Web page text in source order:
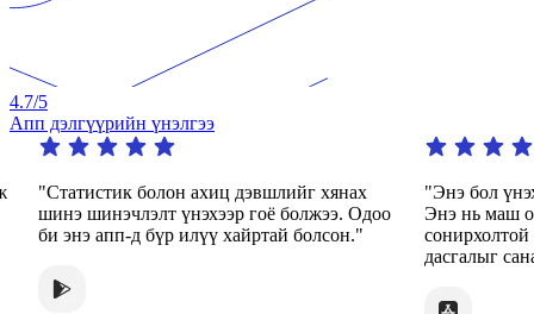
4.7/5
Апп дэлгүүрийн үнэлгээ
болон ахиц дэвшлийг хянах
үнэхээр гоё болжээ. Одоо
апп-д бүр илүү хайртай болсон."
"Энэ бол үнэхээр
Энэ нь маш олон
сонирхолтой арга
дасгалыг санал